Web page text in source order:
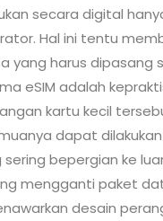
secara digital
Hal ini tentu
yang harus dipasang
eSIM adalah
kartu kecil
dapat
bepergian ke
mengganti paket
desain